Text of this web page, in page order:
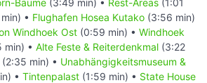
• Flughafen Hosea Kutako (3:56 min)
Windhoek Ost (0:59 min) • Windhoek
min) • Alte Feste & Reiterdenkmal (3:22
(2:35 min) • Unabhängigkeitsmuseum &
• Tintenpalast (1:59 min) • State House